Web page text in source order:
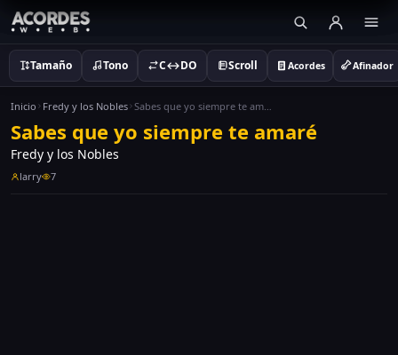
Tamaño Tono C↔DO Scroll Acordes Afinador
Inicio Fredy y los Nobles Sabes que yo siempre te amaré
Sabes que yo siempre te amaré
Fredy y los Nobles
larry 7